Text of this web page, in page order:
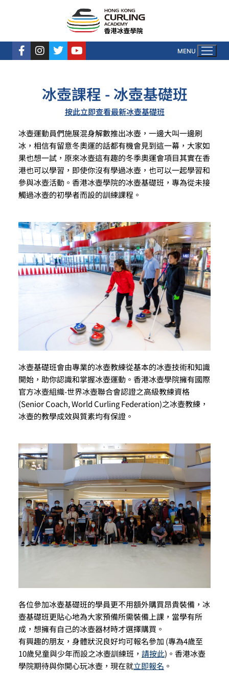
MENU
冰壺課程 - 冰壺基礎班
按此立即查看最新冰壺基礎班
冰壺運動員們施展混身解數推出冰壺，一邊大叫一邊刷
冰，相信有留意冬奧運的話都有機會見到這一幕，大家如
果也想一試，原來冰壺這有趣的冬季奧運會項目其實在香
港也可以學習，即使你沒有學過冰壺，也可以一起學習和
參與冰壺活動。香港冰壺學院的冰壺基礎班，專為從未接
觸過冰壺的初學者而設的訓練課程。
冰壺基礎班會由專業的冰壺教練從基本的冰壺技術和知識
開始，助你認識和掌握冰壺運動。香港冰壺學院擁有國際
官方冰壺組織-世界冰壺聯合會認證之高級教練資格
(Senior Coach, World Curling Federation)之冰壺教練，
冰壺的教學成效與質素均有保證。
各位參加冰壺基礎班的學員更不用額外購買昂貴裝備，冰
壺基礎班更貼心地為大家預備所需裝備上課，當學有所
成，想擁有自己的冰壺器材時才選擇購買。
有興趣的朋友，身體狀況良好均可報名參加 (專為4歲至
10歲兒童與少年而設之冰壺訓練班， 請按此)。香港冰壺
學院期待與你開心玩冰壺，現在就立即報名 。